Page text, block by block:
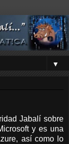
▼
Jabalí sobre
y es una
así como lo